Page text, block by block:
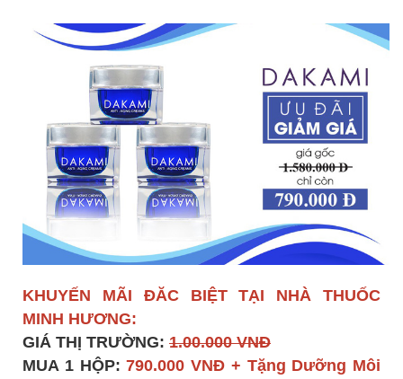
KHUYẾN MÃI ĐĂC BIỆT TẠI NHÀ THUỐC
MINH HƯƠNG:
GIÁ THỊ TRƯỜNG: 1.00.000 VNĐ
MUA 1 HỘP: 790.000 VNĐ + Tặng Dưỡng Môi